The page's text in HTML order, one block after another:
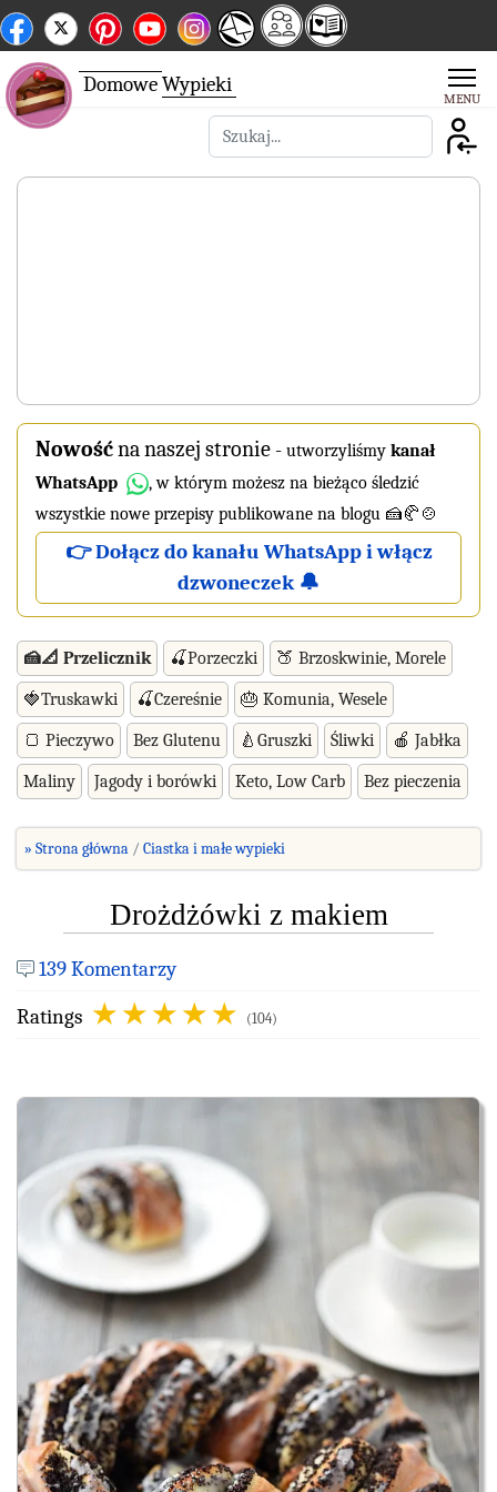
DomoweWypieki
Szukaj
Nowośćna naszej stronie - utworzyliśmy kanał
WhatsApp
, w którym możesz na bieżąco śledzić
wszystkie nowe przepisy publikowane na blogu 🍰🥐🍲
👉 Dołącz do kanału WhatsApp i włącz
dzwoneczek 🔔
🍰📐 Przelicznik 🍒Porzeczki 🍑 Brzoskwinie, Morele
🍓Truskawki 🍒Czereśnie 🎂 Komunia, Wesele
🍞 Pieczywo Bez Glutenu 🍐Gruszki Śliwki 🍎 Jabłka
Maliny Jagody i borówki Keto, Low Carb Bez pieczenia
» Strona główna Ciastka i małe wypieki
Drożdżówki z makiem
139 Komentarzy
Ratings
(104)